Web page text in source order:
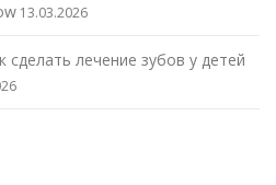
13.03.2026
сделать лечение зубов у детей